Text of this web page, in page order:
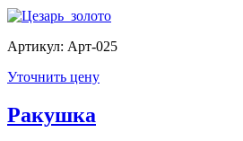
Артикул: Арт-025
Уточнить цену
Ракушка